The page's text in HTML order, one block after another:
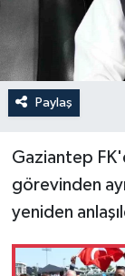
Paylaş
Gaziantep
görevinden
yeniden